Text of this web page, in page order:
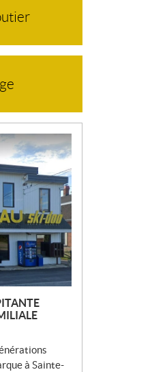
à Sainte-